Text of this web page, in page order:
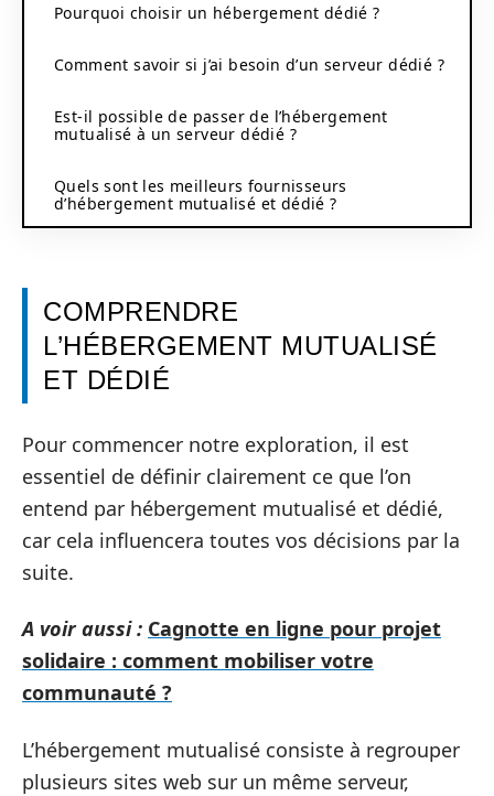
Pourquoi choisir un hébergement dédié ?
Comment savoir si j’ai besoin d’un serveur dédié ?
Est-il possible de passer de l’hébergement
mutualisé à un serveur dédié ?
Quels sont les meilleurs fournisseurs
d’hébergement mutualisé et dédié ?
COMPRENDRE
L’HÉBERGEMENT MUTUALISÉ
ET DÉDIÉ
Pour commencer notre exploration, il est
essentiel de définir clairement ce que l’on
entend par hébergement mutualisé et dédié,
car cela influencera toutes vos décisions par la
suite.
A voir aussi : Cagnotte en ligne pour projet
solidaire : comment mobiliser votre
communauté ?
L’hébergement mutualisé consiste à regrouper
plusieurs sites web sur un même serveur,